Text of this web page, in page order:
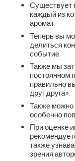
Существует
каждый из
аромат.
Теперь вы
делиться
событие.
Также мы
постоянном
правильно
друг друга».
Также можно
особенно
При оценке
также
зрения